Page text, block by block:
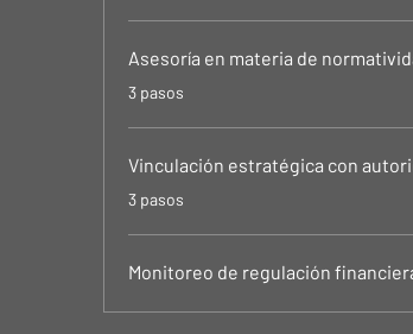
Asesoría en materia de
.3 pasos
Vinculación estratégica con
.3 pasos
Monitoreo de regulación